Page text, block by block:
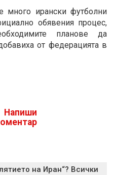
много ирански футболни
обявения процес,
планове да
от федерацията в
Напиши
на Иран“? Всички